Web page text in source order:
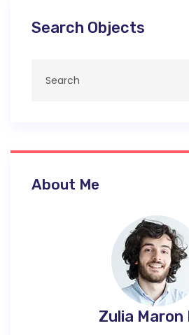
Search Objects
About Me
Zulia Maron